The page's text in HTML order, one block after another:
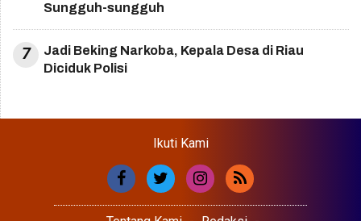
Sungguh-sungguh
7
Jadi Beking Narkoba, Kepala Desa di Riau
Diciduk Polisi
Ikuti Kami